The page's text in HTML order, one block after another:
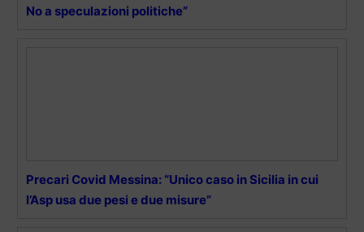
No a speculazioni politiche”
Precari Covid Messina: “Unico caso in Sicilia in cui
l’Asp usa due pesi e due misure”